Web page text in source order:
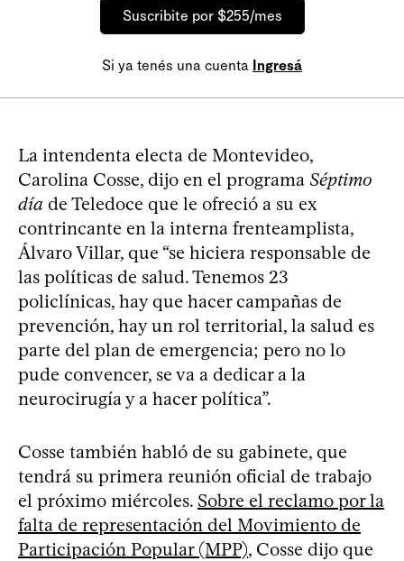
Suscribite por $255/mes
Si ya tenés una cuenta Ingresá
La intendenta electa de Montevideo,
Carolina Cosse, dijo en el programa Séptimo
día de Teledoce que le ofreció a su ex
contrincante en la interna frenteamplista,
Álvaro Villar, que “se hiciera responsable de
las políticas de salud. Tenemos 23
policlínicas, hay que hacer campañas de
prevención, hay un rol territorial, la salud es
parte del plan de emergencia; pero no lo
pude convencer, se va a dedicar a la
neurocirugía y a hacer política”.
Cosse también habló de su gabinete, que
tendrá su primera reunión oficial de trabajo
el próximo miércoles. Sobre el reclamo por la
falta de representación del Movimiento de
Participación Popular (MPP), Cosse dijo que